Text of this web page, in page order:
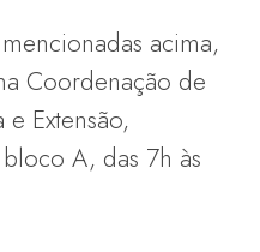
acima,
Coordenação de
e Extensão,
A, das 7h às